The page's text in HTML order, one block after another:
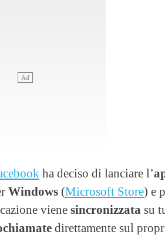
ha deciso di lanciare l’
Windows (Microsoft Store) e
viene sincronizzata su
direttamente sul